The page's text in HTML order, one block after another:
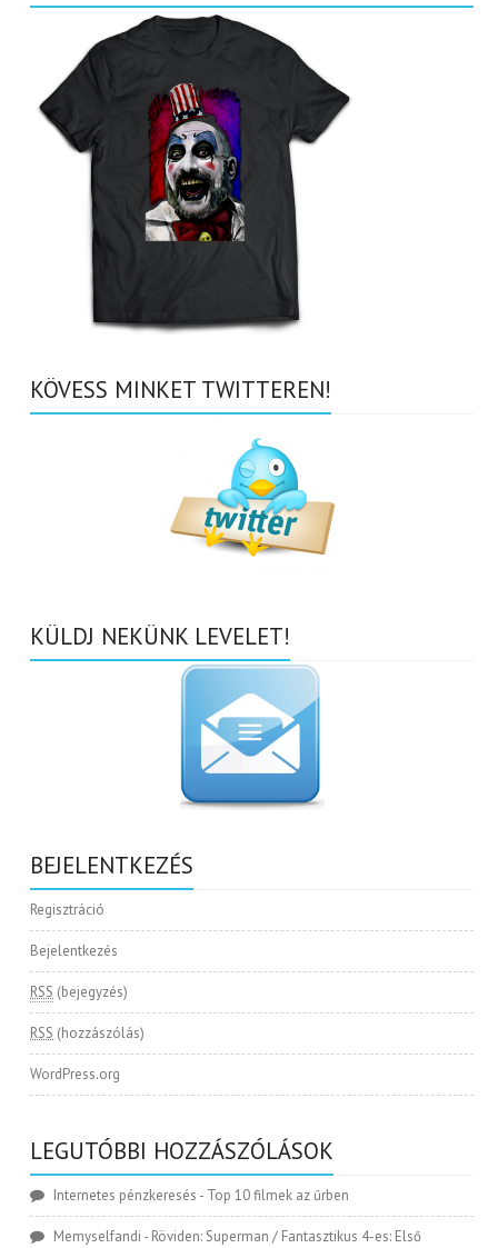
KÖVESS MINKET TWITTEREN!
KÜLDJ NEKÜNK LEVELET!
BEJELENTKEZÉS
Regisztráció
Bejelentkezés
RSS (bejegyzés)
RSS (hozzászólás)
WordPress.org
LEGUTÓBBI HOZZÁSZÓLÁSOK
Internetes pénzkeresés - Top 10 filmek az űrben
Memyselfandi - Röviden: Superman / Fantasztikus 4-es: Első